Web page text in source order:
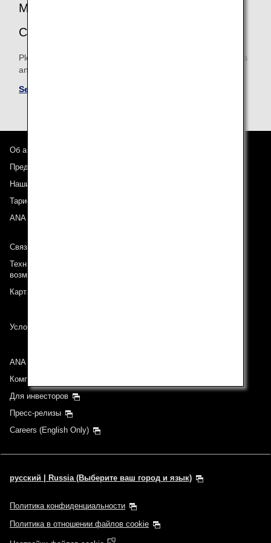
MILEAGE ACCRUAL TERMS AND
CONDITIONS
Please be sure to confirm the shared mileage accrual terms
and conditions for partner airlines.
See Mileage Accrual Terms and Conditions
Об авиакомпании ANA
Предложения и объявления
Наши направления
Тариф ANA Experience
ANA Mileage Club
Связь с ANA
Техническая поддержка (Для клиентов с ограниченными
возможностями)
Карта сайта
Условия перевозки
ANA Group
Компании группы
Для инвесторов
Пресс-релизы
Careers (English Only)
русский | Russia (Выберите ваш город и язык)
Политика конфиденциальности
Политика в отношении файлов cookie